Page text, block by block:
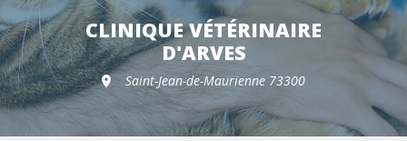
Sélection de croquettes vétérinaire
CLINIQUE VÉTÉRINAIRE
D'ARVES
Saint-Jean-de-Maurienne 73300